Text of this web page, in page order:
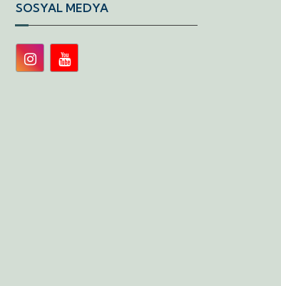
SOSYAL MEDYA